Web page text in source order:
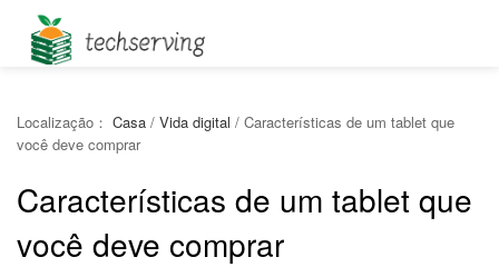
Localização： Casa / Vida digital / Características de um tablet que
você deve comprar
Características de um tablet que
você deve comprar